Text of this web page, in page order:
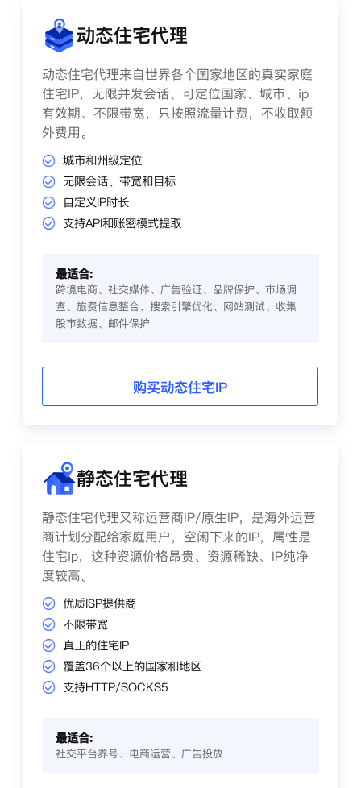
动态住宅代理
动态住宅代理来自世界各个国家地区的真实家庭
住宅IP，无限并发会话、可定位国家、城市、ip
有效期、不限带宽，只按照流量计费，不收取额
外费用。
城市和州级定位
无限会话、带宽和目标
自定义IP时长
支持API和账密模式提取
最适合:
跨境电商、社交媒体、广告验证、品牌保护、市场调
查、旅费信息整合、搜索引擎优化、网站测试、收集
股市数据、邮件保护
购买动态住宅IP
静态住宅代理
静态住宅代理又称运营商IP/原生IP，是海外运营
商计划分配给家庭用户，空闲下来的IP，属性是
住宅ip，这种资源价格昂贵、资源稀缺、IP纯净
度较高。
优质ISP提供商
不限带宽
真正的住宅IP
覆盖36个以上的国家和地区
支持HTTP/SOCKS5
最适合:
社交平台养号、电商运营、广告投放